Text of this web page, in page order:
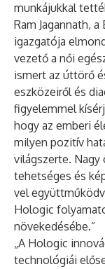
munkájukkal
Ram Jagannath,
igazgatója
vezető a női
ismert az úttörő
eszközeiről és
figyelemmel
hogy az emberi
milyen pozitív
világszerte. Nagy
tehetséges és
vel
Hologic
növekedésébe.”
„A Hologic
technológiái